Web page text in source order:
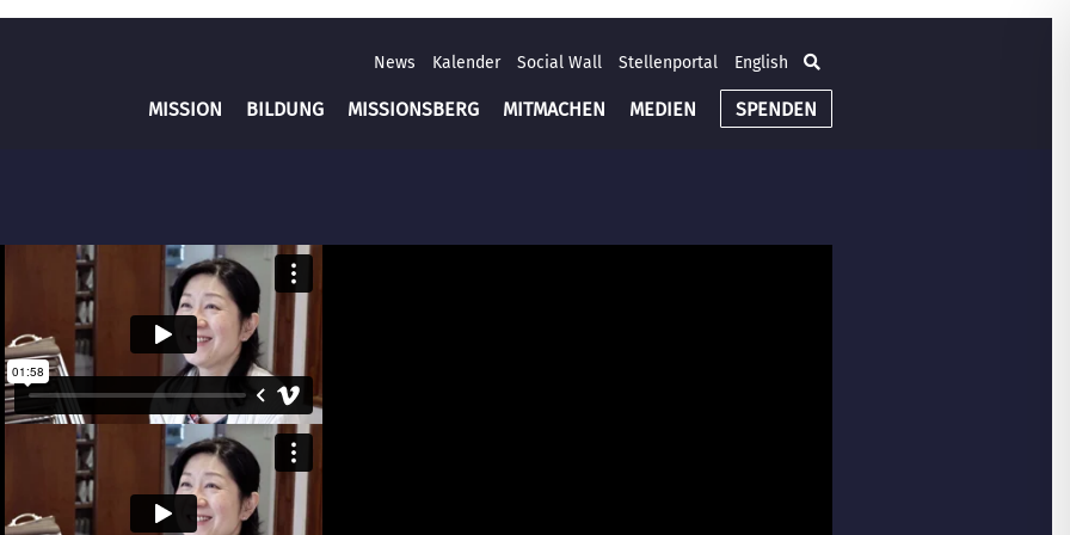
News Kalender Social Wall Stellenportal English
MISSION BILDUNG MISSIONSBERG MITMACHEN MEDIEN SPENDEN